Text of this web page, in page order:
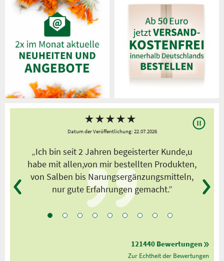
★★★★★
Datum der Veröffentlichung: 22.07.2026
„Ich bin seit 2 Jahren begeisterter Kunde,u
habe mit allen,von mir bestellten Produkten,
von Salben bis Narungsergänzungsmitteln,
nur gute Erfahrungen gemacht.”
121440 Bewertungen
Zur Echtheit der Bewertungen